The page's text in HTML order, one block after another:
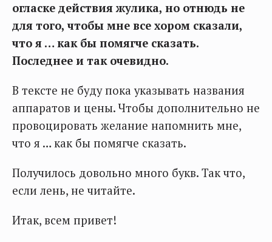
огласке действия жулика, но отнюдь не
для того, чтобы мне все хором сказали,
что я … как бы помягче сказать.
Последнее и так очевидно.
В тексте не буду пока указывать названия
аппаратов и цены. Чтобы дополнительно не
провоцировать желание напомнить мне,
что я … как бы помягче сказать.
Получилось довольно много букв. Так что,
если лень, не читайте.
Итак, всем привет!